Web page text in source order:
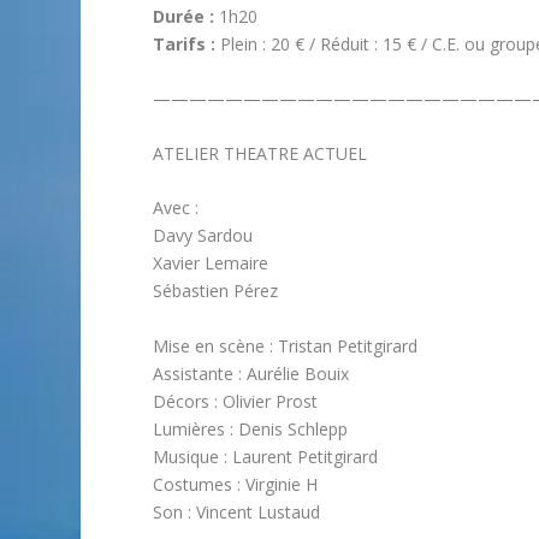
Durée : 1h20
Tarifs : Plein : 20 € / Réduit : 15 € / C.E. ou
ATELIER THEATRE ACTUEL
Avec :
Davy Sardou
Xavier Lemaire
Sébastien Pérez
Mise en scène : Tristan Petitgirard
Assistante : Aurélie Bouix
Décors : Olivier Prost
Lumières : Denis Schlepp
Musique : Laurent Petitgirard
Costumes : Virginie H
Son : Vincent Lustaud